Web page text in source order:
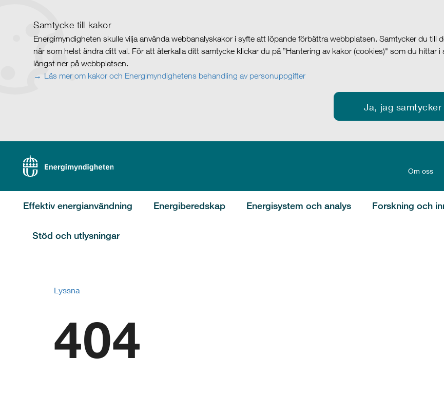
Samtycke till kakor
Energimyndigheten skulle vilja använda webbanalyskakor i syfte att löpande förbättra webbplatsen. Samtycker du till
när som helst ändra ditt val. För att återkalla ditt samtycke klickar du på ”Hantering av kakor (cookies)" som du hittar i
längst ner på webbplatsen.
Läs mer om kakor och Energimyndighetens behandling av personuppgifter
Ja, jag samtycker
Om oss
Effektiv energianvändning Energiberedskap Energisystem och analys Forskning och
Stöd och utlysningar
Lyssna
404